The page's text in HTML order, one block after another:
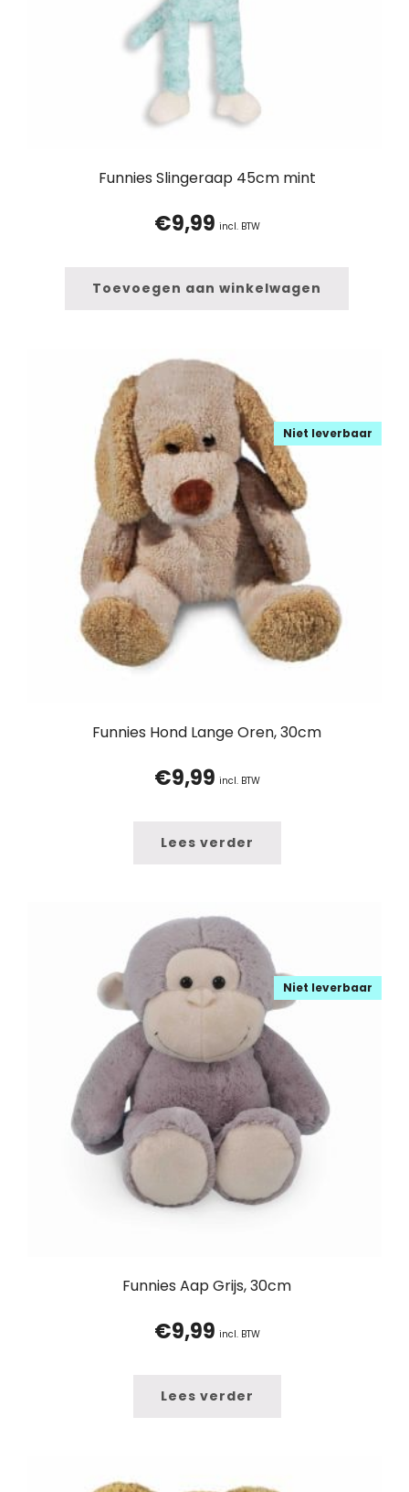
Funnies Slingeraap 45cm mint
€9,99 incl. BTW
Toevoegen aan winkelwagen
Funnies Hond Lange Oren, 30cm
Niet leverbaar
€9,99 incl. BTW
Lees verder
Funnies Aap Grijs, 30cm
Niet leverbaar
€9,99 incl. BTW
Lees verder